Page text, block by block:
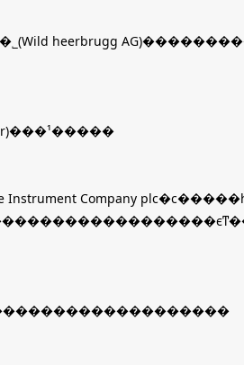
Instrument Company